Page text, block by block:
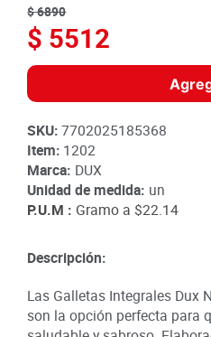
$ 5512
$6890
SKU:7702025185368
Item: 1202
Marca: DUX
Unidad de medida: un
P.U.M : Gramo a $22.14
Descripción:
Las Galletas Integrales Dux
son la opción perfecta para